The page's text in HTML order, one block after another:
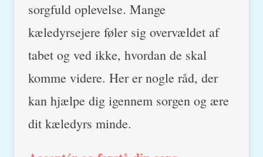
sorgfuld oplevelse. Mange
kæledyrsejere føler sig overvældet af
tabet og ved ikke, hvordan de skal
komme videre. Her er nogle råd, der
kan hjælpe dig igennem sorgen og ære
dit kæledyrs minde.